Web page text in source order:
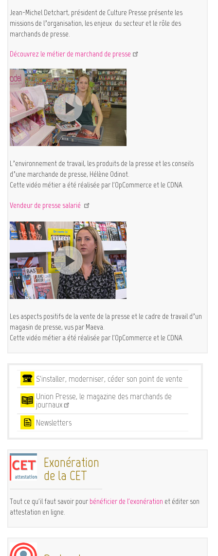
Jean-Michel Detchart, président de Culture Presse présente les
missions de l’organisation, les enjeux du secteur et le rôle des
marchands de presse.
Découvrez le métier de marchand de presse
L’environnement de travail, les produits de la presse et les conseils
d’une marchande de presse, Hélène Odinot.
Cette vidéo métier a été réalisée par l'OpCommerce et le CDNA.
Vendeur de presse salarié
Les aspects positifs de la vente de la presse et le cadre de travail d’un
magasin de presse, vus par Maeva.
Cette vidéo métier a été réalisée par l'OpCommerce et le CDNA.
Services
S'installer, moderniser, céder son point de vente
Union Presse, le magazine des marchands de
journaux
Newsletters
Exonération
de la CET
Tout ce qu'il faut savoir pour bénéficier de l'exonération et éditer son
attestation en ligne.